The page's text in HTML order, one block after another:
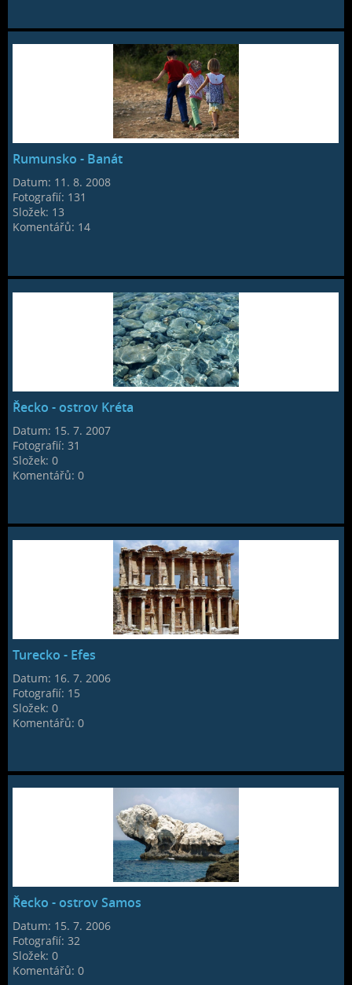
Rumunsko - Banát
Datum: 11. 8. 2008
Fotografií: 131
Složek: 13
Komentářů: 14
Řecko - ostrov Kréta
Datum: 15. 7. 2007
Fotografií:31
Složek:0
Komentářů:0
Turecko - Efes
Datum: 16. 7. 2006
Fotografií: 15
Složek:0
Komentářů:0
Řecko - ostrov Samos
Datum: 15. 7. 2006
Fotografií:32
Složek:0
Komentářů:0